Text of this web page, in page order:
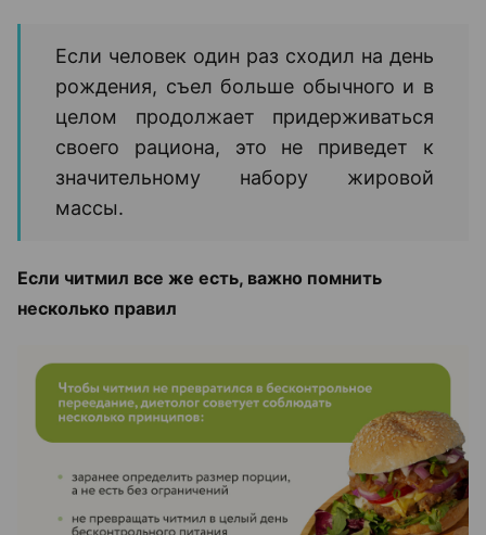
Если человек один раз сходил на день
рождения, съел больше обычного и в
целом продолжает придерживаться
своего рациона, это не приведет к
значительному набору жировой
массы.
Если читмил все же есть, важно помнить
несколько правил